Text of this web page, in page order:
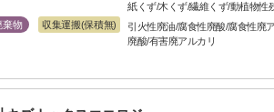
紙くず/木くず/繊維くず/動植物性
棄物
収集運搬(保積無)
引火性廃油/腐食性廃酸/腐食性廃
廃酸/有害廃アルカリ